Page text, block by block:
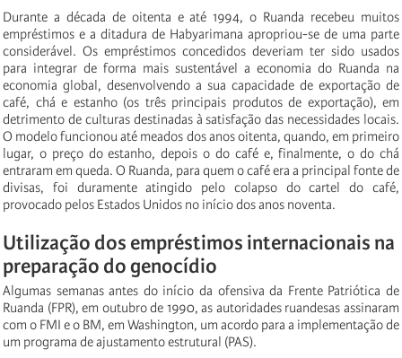
Durante a década de oitenta e até 1994, o Ruanda recebeu muitos
empréstimos e a ditadura de Habyarimana apropriou-se de uma parte
considerável. Os empréstimos concedidos deveriam ter sido usados
para integrar de forma mais sustentável a economia do Ruanda na
economia global, desenvolvendo a sua capacidade de exportação de
café, chá e estanho (os três principais produtos de exportação), em
detrimento de culturas destinadas à satisfação das necessidades locais.
O modelo funcionou até meados dos anos oitenta, quando, em primeiro
lugar, o preço do estanho, depois o do café e, finalmente, o do chá
entraram em queda. O Ruanda, para quem o café era a principal fonte de
divisas, foi duramente atingido pelo colapso do cartel do café,
provocado pelos Estados Unidos no início dos anos noventa.
Utilização dos empréstimos internacionais na
preparação do genocídio
Algumas semanas antes do início da ofensiva da Frente Patriótica de
Ruanda (FPR), em outubro de 1990, as autoridades ruandesas assinaram
com o FMI e o BM, em Washington, um acordo para a implementação de
um programa de ajustamento estrutural (PAS).